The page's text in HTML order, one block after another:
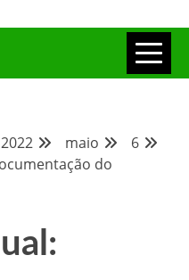
2022 maio
6
do